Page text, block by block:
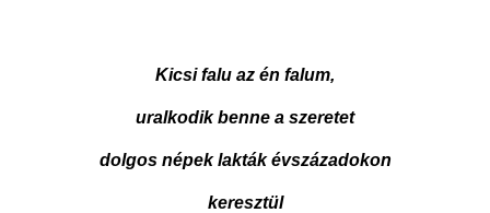
Kicsi falu az én falum,
uralkodik benne a szeretet
dolgos népek lakták évszázadokon
keresztül